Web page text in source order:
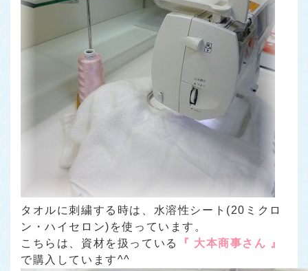
タオルに刺繍する時は、水溶性シート(20ミクロ
ン・ハイセロン)を使っています。
こちらは、資材を扱っている
『 大本商事さん 』
で購入しています^^